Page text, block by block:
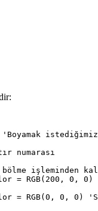
numarası
işleminden
= RGB(200, 0, 0)
= RGB(0, 0, 0)